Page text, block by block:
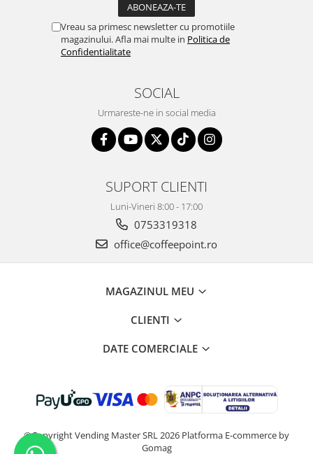
Vreau sa primesc newsletter cu promotiile
magazinului. Afla mai multe in Politica de
Confidentialitate
SOCIAL
Urmareste-ne in social media
SUPORT CLIENTI
Luni-Vineri 8:00 - 17:00
0753319318
office@coffeepoint.ro
MAGAZINUL MEU
CLIENTI
DATE COMERCIALE
©Copyright Vending Master SRL 2026 Platforma E-commerce by
Gomag